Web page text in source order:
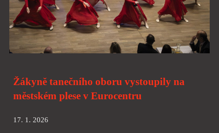
Žákyně tanečního oboru vystoupily na
městském plese v Eurocentru
17. 1. 2026